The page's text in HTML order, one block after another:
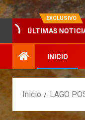
EXCLUSIVO
ÚLTIMAS
articulado y la
INICIO
Inicio LAGO